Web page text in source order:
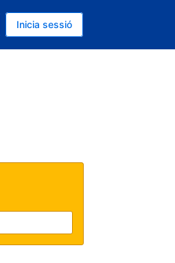
Inicia sessió